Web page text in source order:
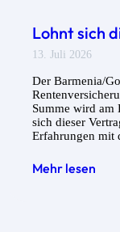
Lohnt sich
13. Juli 2026
Der Barmenia/
Summe wird am
sich dieser
Erfahrungen mit
Mehr lesen